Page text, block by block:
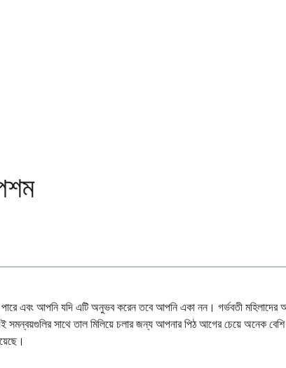
পারে এবং আপনি যদি এটি অনুভব করেন তবে আপনি একা নন। গর্ভবতী
সমন্বয়গুলির সাথে তাল মিলিয়ে চলার জন্য আপনার পিঠ আগের চেয়ে অনেক